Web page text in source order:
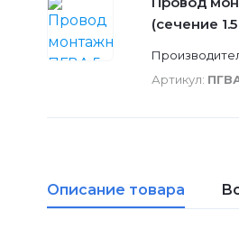
(сечение
Артикул:
Описание товара